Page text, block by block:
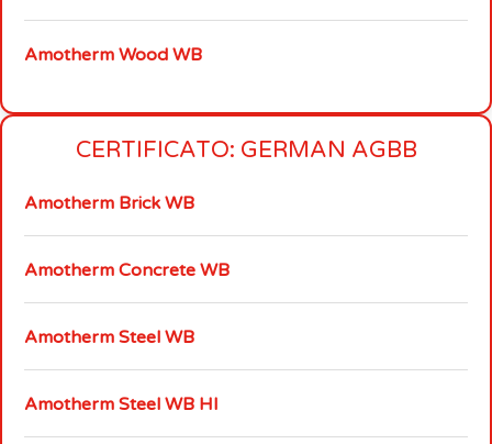
Amotherm Wood WB
CERTIFICATO: GERMAN AGBB
Amotherm Brick WB
Amotherm Concrete WB
Amotherm Steel WB
Amotherm Steel WB HI